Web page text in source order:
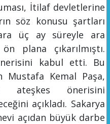
İtilaf devletlerine
söz konusu şartları
üç ay süreyle ara
plana çıkarılmıştı.
kabul etti. Bu
Mustafa Kemal Paşa,
ateşkes önerisini
açıkladı. Sakarya
açıdan büyük darbe